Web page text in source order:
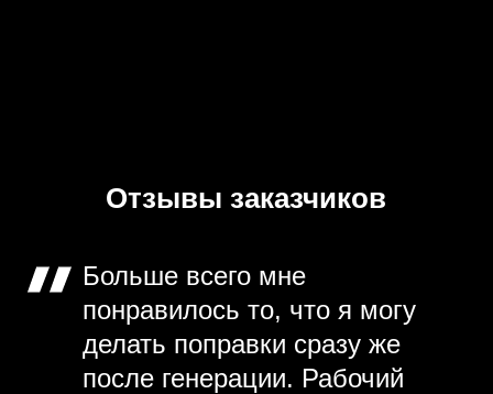
Отзывы заказчиков
Больше всего мне
понравилось то, что я могу
делать поправки сразу же
после генерации. Рабочий